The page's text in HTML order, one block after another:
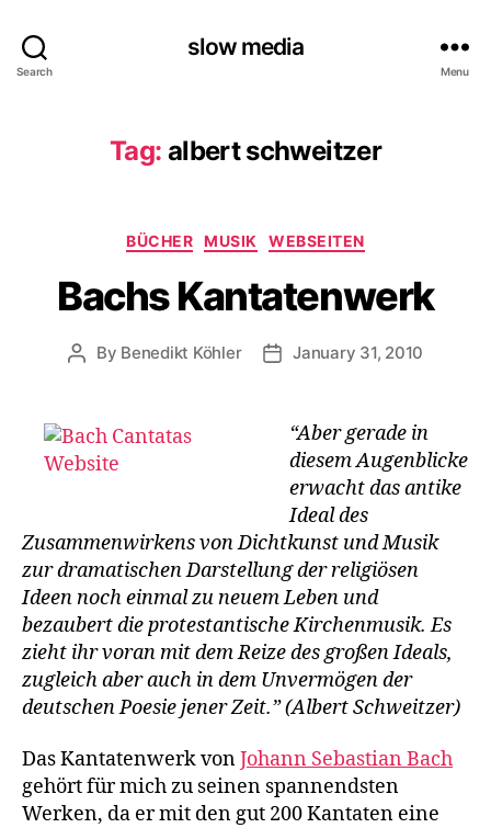
Search
slow media
Menu
Tag: albert schweitzer
Categories
BÜCHER MUSIK WEBSEITEN
Bachs Kantatenwerk
Post
By Benedikt Köhler
PostJanuary 31, 2010
“Aber gerade in
diesem Augenblicke
erwacht das antike
Ideal des
Zusammenwirkens von Dichtkunst und Musik
zur dramatischen Darstellung der religiösen
Ideen noch einmal zu neuem Leben und
bezaubert die protestantische Kirchenmusik. Es
zieht ihr voran mit dem Reize des großen Ideals,
zugleich aber auch in dem Unvermögen der
deutschen Poesie jener Zeit.” (Albert Schweitzer)
Das Kantatenwerk vonJohann Sebastian Bach
gehört für mich zu seinen spannendsten
Werken, da er mit den gut 200 Kantaten eine